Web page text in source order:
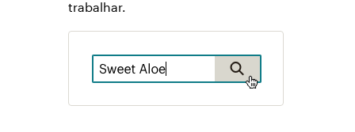
trabalhar.